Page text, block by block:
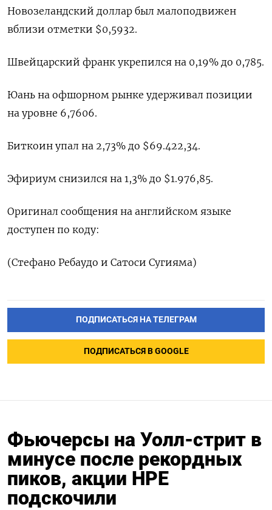
Новозеландский доллар был малоподвижен
вблизи отметки $0,5932.
Швейцарский франк укрепился на 0,19% ‌до 0,785.
Юань на офшорном рынке удерживал позиции
на уровне 6,7606.
Биткоин упал на 2,73% до $69.422,34.
Эфириум ​снизился на 1,3% до $1.976,85.
Оригинал сообщения на английском языке
‌доступен по коду:
(Стефано Ребаудо и Сатоси Сугияма)
ПОДПИСАТЬСЯ НА ТЕЛЕГРАМ
ПОДПИСАТЬСЯ В GOOGLE
Фьючерсы на Уолл-стрит в
минусе после рекордных
пиков, акции HPE
подскочили